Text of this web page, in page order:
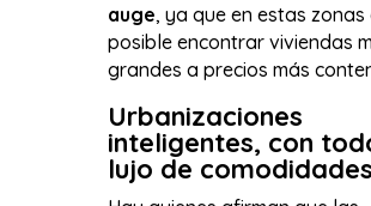
auge, ya que en estas zonas
posible encontrar viviendas
grandes a precios más
Urbanizaciones
inteligentes, con
lujo de comodidades